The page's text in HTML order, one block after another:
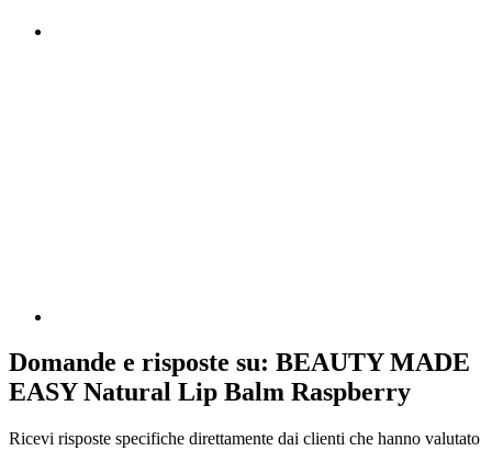
Domande e risposte su: BEAUTY MADE
EASY Natural Lip Balm Raspberry
Ricevi risposte specifiche direttamente dai clienti che hanno valutato